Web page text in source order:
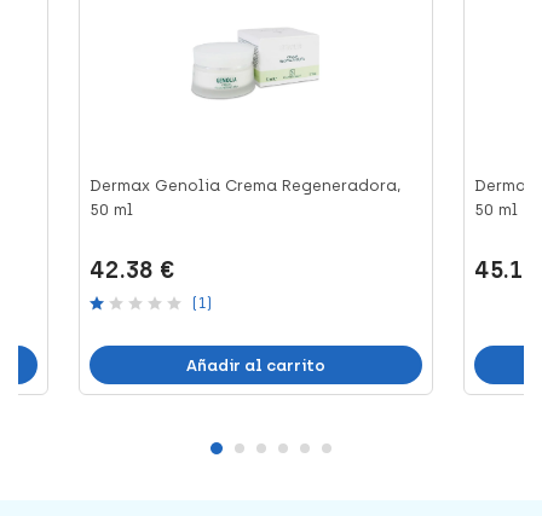
Dermax Genolia Crema Regeneradora,
50 ml
42.38 €
(1)
Añadir al carrito
50 ml